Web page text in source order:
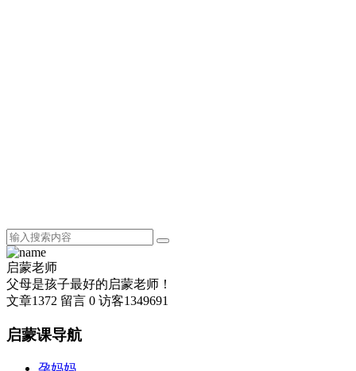
启蒙老师
父母是孩子最好的启蒙老师！
文章1372 留言 0 访客1349691
启蒙课导航
孕妈妈